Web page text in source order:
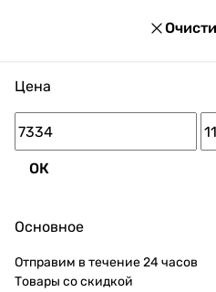
по цене от 7 334 до 11 715
Цена
ОК
Основное
Отправим в течение 24 часов
Товары со скидкой